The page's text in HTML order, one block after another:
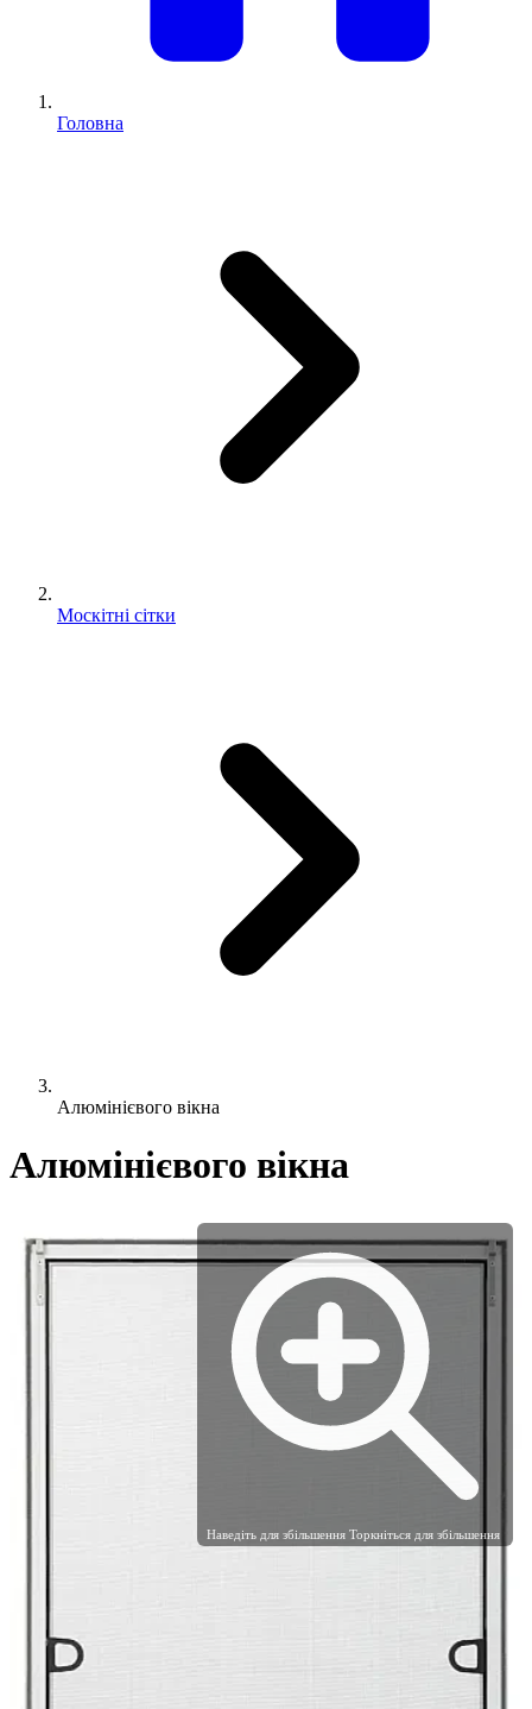
Головна
Москітні сітки
Алюмінієвого вікна
Алюмінієвого вікна
Наведіть для збільшення Торкніться для збільшення